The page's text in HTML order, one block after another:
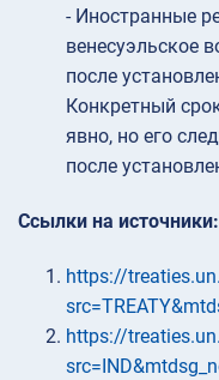
- Иностранные
венесуэльское
после
Конкретный
явно, но его
после
Ссылки на источники:
https://
https://